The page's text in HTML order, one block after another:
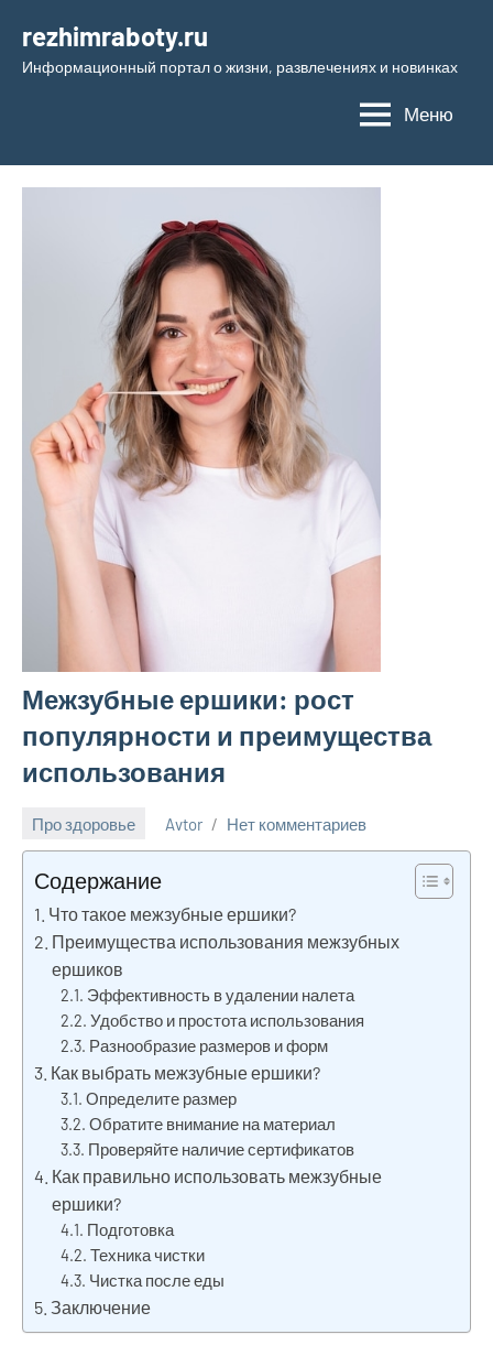
содержимому
rezhimraboty.ru
Информационный портал о жизни, развлечениях и новинках
Меню
Межзубные ершики: рост
популярности и преимущества
использования
Про здоровье
2025
Avtor Нет комментариев
Содержание
Что такое межзубные ершики?
Преимущества использования межзубных
ершиков
Эффективность в удалении налета
Удобство и простота использования
Разнообразие размеров и форм
Как выбрать межзубные ершики?
Определите размер
Обратите внимание на материал
Проверяйте наличие сертификатов
Как правильно использовать межзубные
ершики?
Подготовка
Техника чистки
Чистка после еды
Заключение